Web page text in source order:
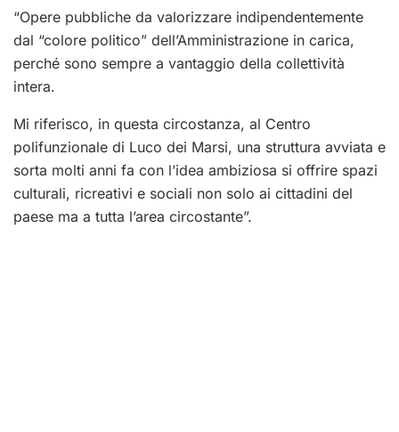
“Opere pubbliche da valorizzare indipendentemente
dal “colore politico” dell’Amministrazione in carica,
perché sono sempre a vantaggio della collettività
intera.
Mi riferisco, in questa circostanza, al Centro
polifunzionale di Luco dei Marsi, una struttura avviata e
sorta molti anni fa con l’idea ambiziosa si offrire spazi
culturali, ricreativi e sociali non solo ai cittadini del
paese ma a tutta l’area circostante”.